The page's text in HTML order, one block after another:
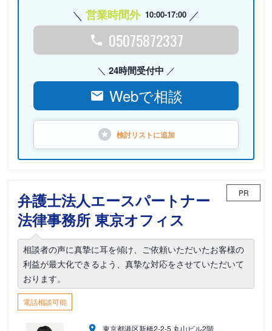
営業時間外 10:00-17:00
05075872337
24時間受付中
Webで相談
検討リストに追加
弁護士法人エースパートナー
法律事務所 東京オフィス
PR
相談者の声に真摯に耳を傾け、ご依頼いただいたお客様の
利益が最大化できるよう、真摯な対応をさせていただいて
おります。
電話相談可能
東京都港区新橋2-2-5 丸山ビル2階